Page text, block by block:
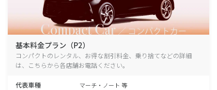
基本料金プラン（P2）
コンパクトのレンタル、お得な割引料金、乗り捨てなどの詳細
は、こちらから各店舗お電話ください。
代表車種 マーチ・ノート 等